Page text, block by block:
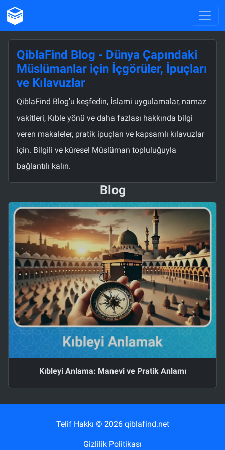
QiblaFind Blog - Dünya Çapındaki
Müslümanlar için İçgörüler, İpuçları
ve Kılavuzlar
QiblaFind Blog'u keşfedin, İslami uygulamalar, namaz
vakitleri, Kıble yönü ve daha fazlası hakkında bilgi
veren makaleler, pratik ipuçları ve kapsamlı kılavuzlar
için. Bilgili ve küresel Müslüman topluluğuyla
bağlantılı kalın.
Blog
Kıbleyi Anlama: Manevi ve Pratik Anlamı
Telif Hakkı © 2026 qiblafind.net
Gizlilik Politikası